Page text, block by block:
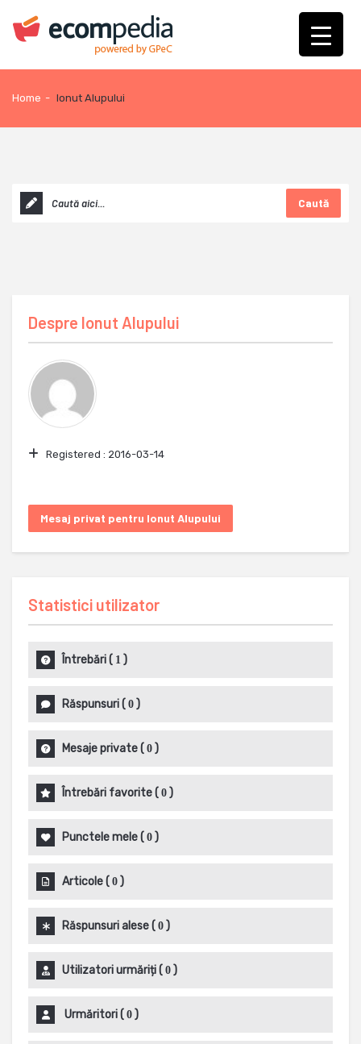
Home - Ionut Alupului
Caută
Despre Ionut Alupului
Registered : 2016-03-14
Mesaj privat pentru Ionut Alupului
Statistici utilizator
Întrebări( 1 )
Răspunsuri( 0 )
Mesaje private( 0 )
Întrebări favorite( 0 )
Punctele mele( 0 )
Articole( 0 )
Răspunsuri alese( 0 )
Utilizatori urmăriți( 0 )
Urmăritori( 0 )